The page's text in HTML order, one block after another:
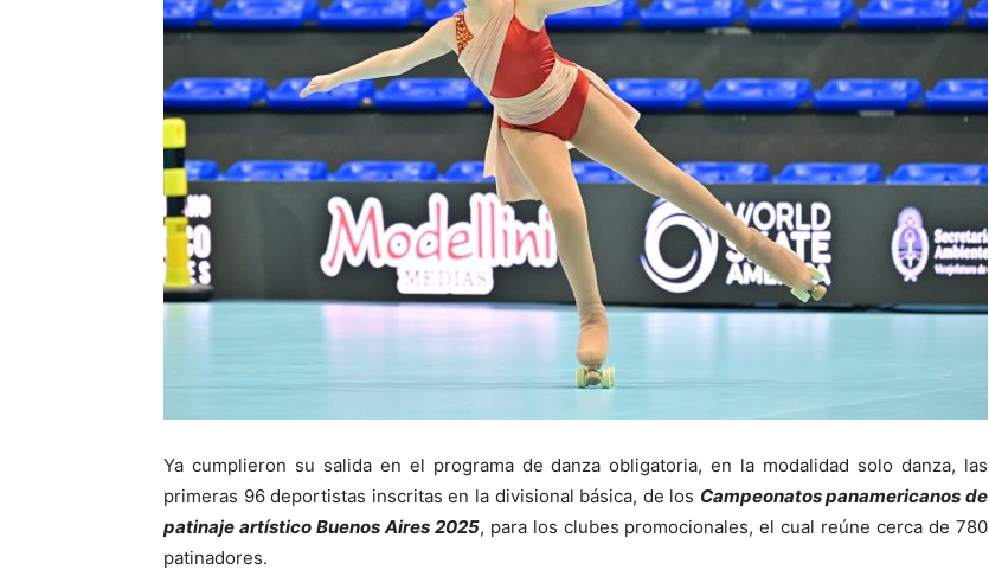
Ya cumplieron su salida en el programa de danza obligatoria, en la modalidad solo danza, las
primeras 96 deportistas inscritas en la divisional básica, de los Campeonatos panamericanos de
patinaje artístico Buenos Aires 2025, para los clubes promocionales, el cual reúne cerca de 780
patinadores.